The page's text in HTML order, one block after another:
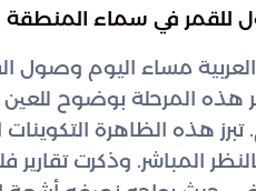
للقمر في سماء المنطقة
مساء اليوم وصول
هذه المرحلة بوضوح
تبرز هذه الظاهرة
المباشر. وذكرت تقارير